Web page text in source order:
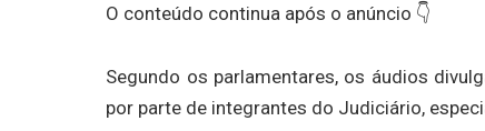
O conteúdo continua após o anúncio 👇
Segundo os parlamentares, os áudios
por parte de integrantes do Judiciário,